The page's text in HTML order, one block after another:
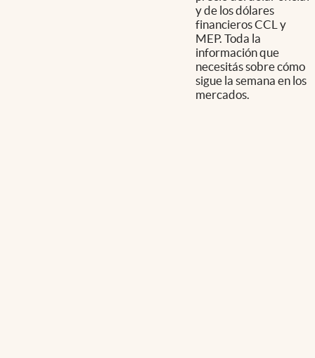
y de los dólares
financieros CCL y
MEP. Toda la
información que
necesitás sobre cómo
sigue la semana en los
mercados.